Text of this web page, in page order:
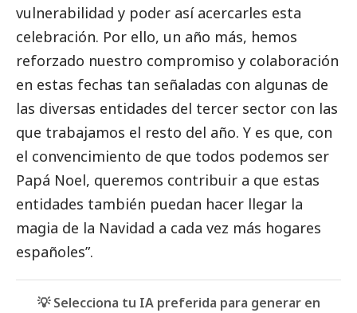
vulnerabilidad y poder así acercarles esta
celebración. Por ello, un año más, hemos
reforzado nuestro compromiso y colaboración
en estas fechas tan señaladas con algunas de
las diversas entidades del tercer sector con las
que trabajamos el resto del año. Y es que, con
el convencimiento de que todos podemos ser
Papá Noel, queremos contribuir a que estas
entidades también puedan hacer llegar la
magia de la Navidad a cada vez más hogares
españoles”.
💡 Selecciona tu IA preferida para generar en